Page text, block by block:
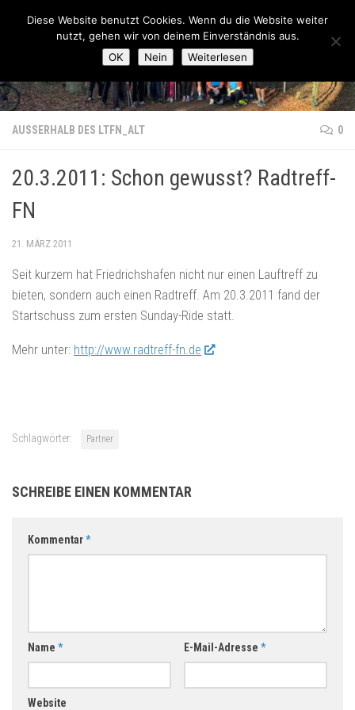
Zum Inhalt springen
Lauftreff-FN
AUSSERHALB DES LTFN_ALT 0
20.3.2011: Schon gewusst? Radtreff-
FN
21. MÄRZ 2011
Seit kurzem hat Friedrichshafen nicht nur einen Lauftreff zu
bieten, sondern auch einen Radtreff. Am 20.3.2011 fand der
Startschuss zum ersten Sunday-Ride statt.
Mehr unter: http://www.radtreff-fn.de
Schlagwörter: Partner
SCHREIBE EINEN KOMMENTAR
Kommentar*
Name * E-Mail-Adresse *
Website
Diese Website benutzt Cookies. Wenn du die Website weiter
nutzt, gehen wir von deinem Einverständnis aus.
OK
Nein Weiterlesen